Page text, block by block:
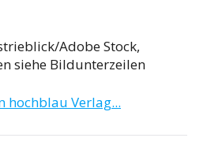
Adobe Stock,
siehe Bildunterzeilen
hochblau Verlag...